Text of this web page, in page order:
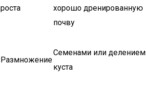
роста
хорошо дренированную
почву
Размножение
Семенами или делением
куста